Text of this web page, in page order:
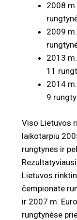
2008
2009
2013
11
2014
9
Viso Lietuvos
laikotarpiu
rungtynes ir
Lietuvos
čempionate
ir 2007 m.
rungtynėse